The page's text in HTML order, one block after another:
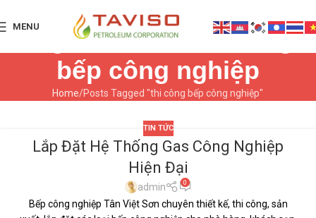
MENUTag Archives: thi công
bếp công nghiệp
Home Posts Tagged "thi công bếp công nghiệp"
TIN TỨC
Lắp Đặt Hệ Thống Gas Công Nghiệp
Hiện Đại
admin 0
Bếp công nghiệp Tân Việt Sơn chuyên thiết kế, thi công, sản